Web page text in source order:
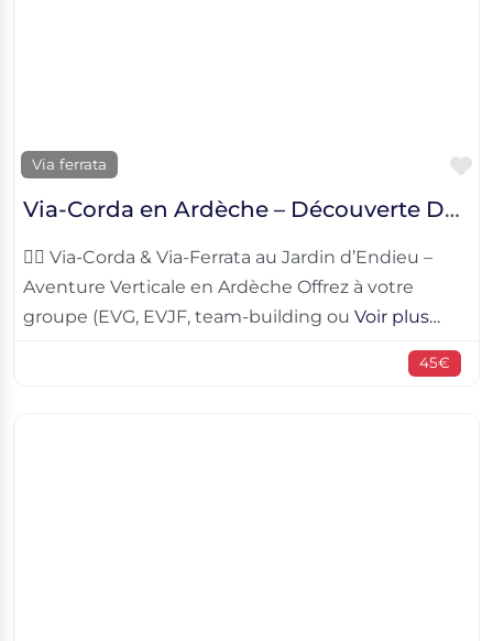
Via ferrata
Via-Corda en Ardèche – Découverte Des Jardins d’Endieu
🧗‍♀️ Via-Corda & Via-Ferrata au Jardin d’Endieu –
Aventure Verticale en Ardèche Offrez à votre
groupe (EVG, EVJF, team-building ou Voir plus…
45€